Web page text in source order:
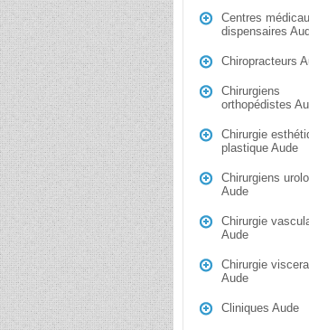
Centres
dispensaires
Chiropracteurs
Chirurgiens
orthopédistes
Chirurgie
plastique Aude
Chirurgiens
Aude
Chirurgie
Aude
Chirurgie
Aude
Cliniques Aude